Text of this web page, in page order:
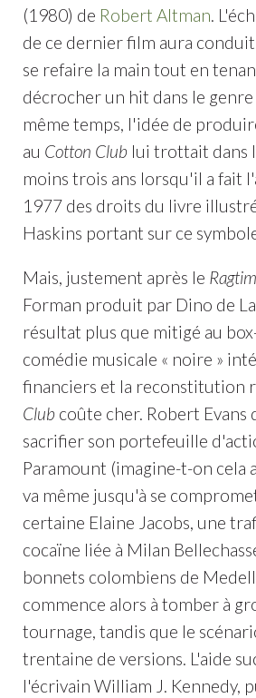
(1980) de Robert Altman.
de ce dernier film aura conduit
se refaire la main tout en
décrocher un hit dans le genre
même temps, l'idée de
au Cotton Clublui trottait dans
moins trois ans lorsqu'il a fait
1977 des droits du livre
Haskins portant sur ce
Mais, justement après le
Forman produit par Dino de
résultat plus que mitigé au
comédie musicale « noire »
financiers et la reconstitution
Clubcoûte cher. Robert Evans
sacrifier son portefeuille
Paramount (imagine-t-on cela
va même jusqu'à se
certaine Elaine Jacobs, une
cocaïne liée à Milan
bonnets colombiens de
commence alors à tomber à
tournage, tandis que le
trentaine de versions. L'aide
l'écrivain William J. Kennedy,